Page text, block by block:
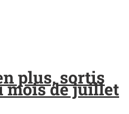
plus, sortis
mois de juillet